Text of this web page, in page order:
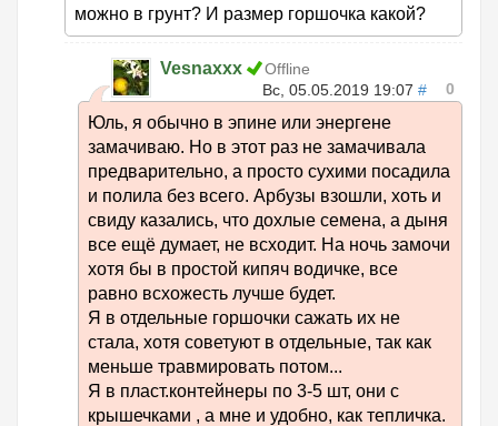
можно в грунт? И размер горшочка какой?
Vesnaxxx
Offline
Вс, 05.05.2019 19:07 # 0
Юль, я обычно в эпине или энергене
замачиваю. Но в этот раз не замачивала
предварительно, а просто сухими посадила
и полила без всего. Арбузы взошли, хоть и
свиду казались, что дохлые семена, а дыня
все ещё думает, не всходит. На ночь замочи
хотя бы в простой кипяч водичке, все
равно всхожесть лучше будет.
Я в отдельные горшочки сажать их не
стала, хотя советуют в отдельные, так как
меньше травмировать потом...
Я в пласт.контейнеры по 3-5 шт, они с
крышечками , а мне и удобно, как тепличка.